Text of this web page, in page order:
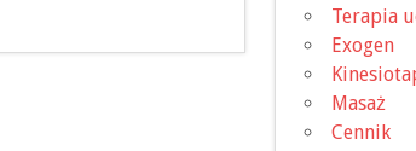
Terapia
Exogen
Masaż
Cennik